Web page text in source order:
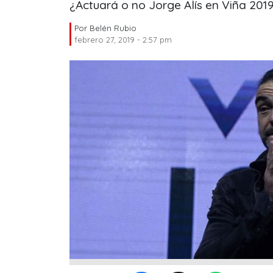
¿Actuará o no Jorge Alís en Viña
Por Belén Rubio
febrero 27, 2019 - 2:57 pm